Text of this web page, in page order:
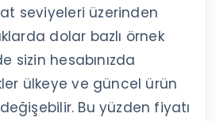
seviyeleri üzerinden
dolar bazlı örnek
sizin hesabınızda
ülkeye ve güncel ürün
Bu yüzden fiyatı